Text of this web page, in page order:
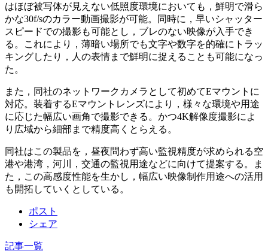
はほぼ被写体が見えない低照度環境においても，鮮明で滑ら
かな30f/sのカラー動画撮影が可能。同時に，早いシャッター
スピードでの撮影も可能とし，ブレのない映像が入手でき
る。これにより，薄暗い場所でも文字や数字を的確にトラッ
キングしたり，人の表情まで鮮明に捉えることも可能になっ
た。
また，同社のネットワークカメラとして初めてEマウントに
対応。装着するEマウントレンズにより，様々な環境や用途
に応じた幅広い画角で撮影できる。かつ4K解像度撮影によ
り広域から細部まで精度高くとらえる。
同社はこの製品を，昼夜問わず高い監視精度が求められる空
港や港湾，河川，交通の監視用途などに向けて提案する。ま
た，この高感度性能を生かし，幅広い映像制作用途への活用
も開拓していくとしている。
ポスト
シェア
記事一覧